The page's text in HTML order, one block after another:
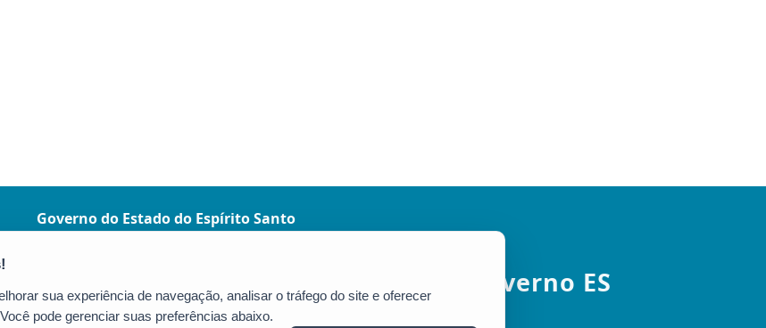
Governo do Estado do Espírito Santo
CEP: 29015-110 - Vitória / ES
Tel.: (27) 3636-1024
Governo ES
sua experiência de navegação, analisar o tráfego do site e oferecer
pode gerenciar suas preferências abaixo.